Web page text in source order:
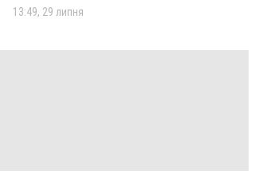
13:49, 29 липня